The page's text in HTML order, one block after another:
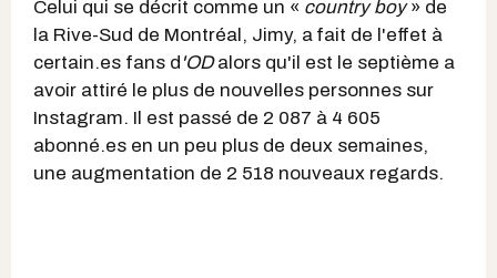
Celui qui se décrit comme un « country boy» de
la Rive-Sud de Montréal, Jimy, a fait de l'effet à
certain.es fans d 'ODalors qu'il est le septième a
avoir attiré le plus de nouvelles personnes sur
Instagram. Il est passé de 2 087 à 4 605
abonné.es en un peu plus de deux semaines,
une augmentation de 2 518 nouveaux regards.